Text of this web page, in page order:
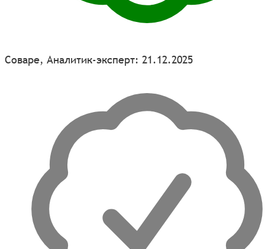
Соваре, Аналитик-эксперт: 21.12.2025